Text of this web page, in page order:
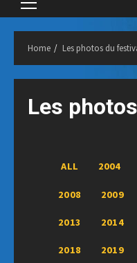
Primary
Home Les photos du
Les
ALL 2004
2008 2009
2013 2014
2018 2019